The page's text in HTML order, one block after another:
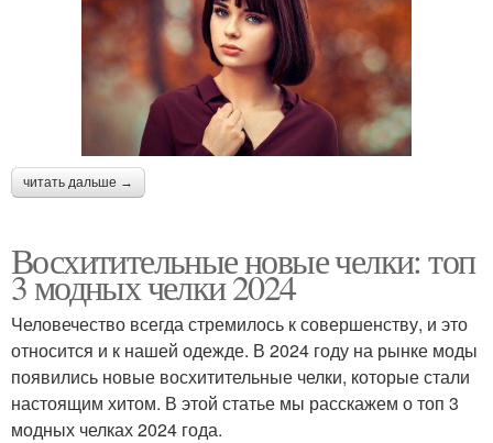
читать дальше →
Восхитительные новые челки: топ
3 модных челки 2024
Человечество всегда стремилось к совершенству, и это
относится и к нашей одежде. В 2024 году на рынке моды
появились новые восхитительные челки, которые стали
настоящим хитом. В этой статье мы расскажем о топ 3
модных челках 2024 года.